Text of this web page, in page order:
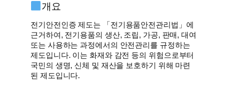
개요
전기안전인증 제도는 「전기용품안전관리법」에
근거하여, 전기용품의 생산, 조립, 가공, 판매, 대여
또는 사용하는 과정에서의 안전관리를 규정하는
제도입니다. 이는 화재와 감전 등의 위험으로부터
국민의 생명, 신체 및 재산을 보호하기 위해 마련
된 제도입니다.